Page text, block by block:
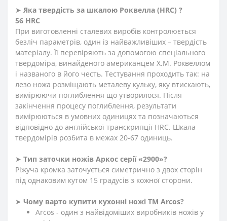
➤ Яка твердість за шкалою Роквелла (HRC) ?
56 HRC
При виготовленні сталевих виробів контролюється
безліч параметрів, один із найважливіших – твердість
матеріалу. Її перевіряють за допомогою спеціального
твердоміра, винайденого американцем Х.М. Роквеллом
і названого в його честь. Тестування проходить так: на
лезо ножа розміщають металеву кульку, яку втискають,
вимірюючи поглиблення що утворилося. Після
закінчення процесу поглиблення, результати
вимірюються в умовних одиницях та позначаються
відповідно до англійської транскрипції HRC. Шкала
твердомірів розбита в межах 20-67 одиниць.
➤ Тип заточки ножів Аркос серії «2900»?
Ріжуча кромка заточується симетрично з двох сторін
під однаковим кутом 15 градусів з кожної сторони.
➤ Чому варто купити кухонні ножі ТМ Arcos?
Arcos - один з найвідоміших виробників ножів у